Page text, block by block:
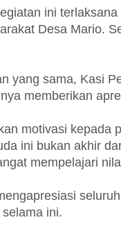
ini
Desa Mario.
yang sama, Kasi
memberikan
motivasi kepada
ini bukan akhir
mempelajari
selama ini.